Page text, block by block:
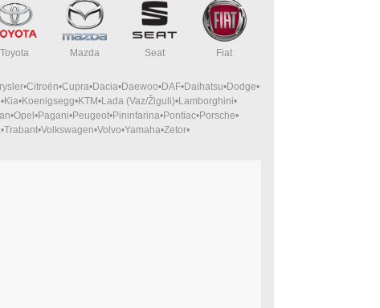
Toyota Mazda Seat Fiat
Citroën Cupra Dacia Daewoo DAF Daihatsu Dodge
Kia Koenigsegg KTM Lada (Vaz/Žiguli) Lamborghini
Opel Pagani Peugeot Pininfarina Pontiac Porsche
Trabant Volkswagen Volvo Yamaha Zetor